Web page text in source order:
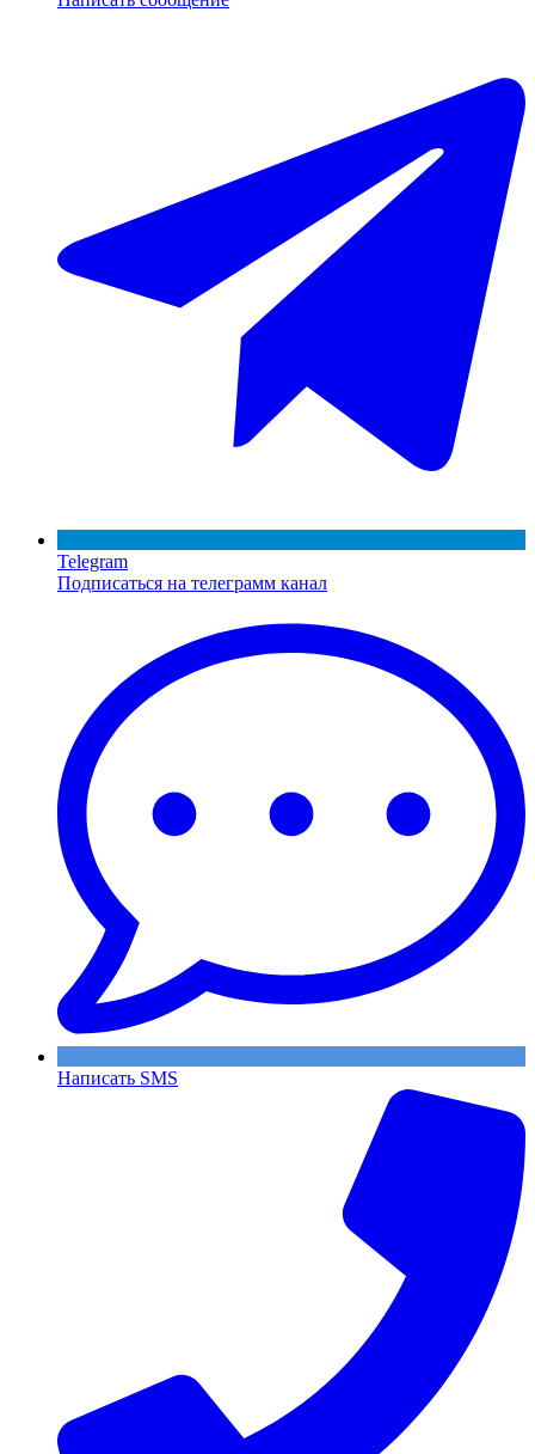
Telegram
Подписаться на телеграмм канал
Написать SMS